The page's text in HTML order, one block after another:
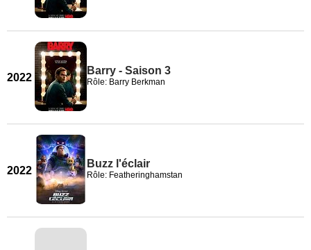
2022
Barry - Saison 3
Rôle: Barry Berkman
2022
Buzz l'éclair
Rôle: Featheringhamstan